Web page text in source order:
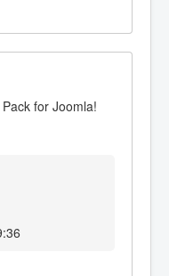
for Joomla!